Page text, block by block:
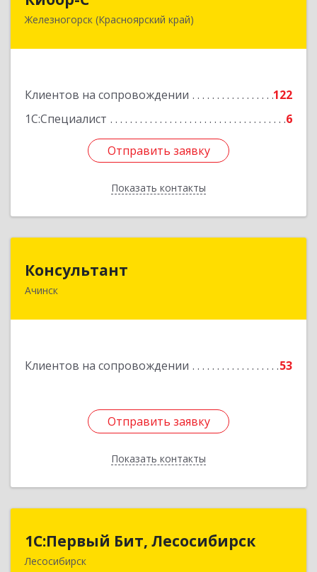
Железногорск (Красноярский край)
Клиентов на сопровождении
122
1С:Специалист
6
Отправить заявку
Показать контакты
662973, Красноярский край, Железногорск г,
Отправить заявку
Назад
Консультант
Ачинск
Клиентов на сопровождении 53
Отправить заявку
Показать контакты
662159, Красноярский край, Ачинск г, Юго-
Отправить заявку
Назад
1С:Первый Бит, Лесосибирск
Лесосибирск
1С:Первый Бит, Лесосибирск
662544, Красноярский край, Лесосибирск г,